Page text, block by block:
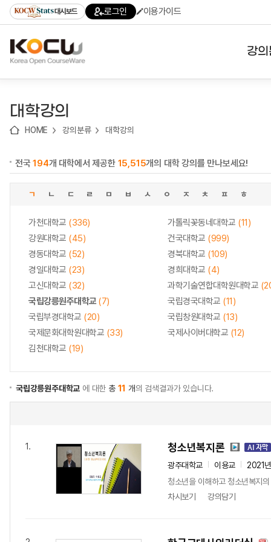
기
기
기
content)
가
대시보드 로그인 이용가이드
강
대학강의
HOME 강의분류 대학강의
전국194개 대학에서 제공한 15,515개의 대학 강의를 만나보세요!
ㄱ ㄴ ㄷ ㄹ ㅁ ㅂ ㅅ ㅇ ㅈ ㅊ ㅍ ㅎ
가천대학교 (336) 가톨릭꽃동네대학교 (11)
강원대학교 (45) 건국대학교 (999)
경동대학교 (52) 경북대학교 (109)
경일대학교 (23) 경희대학교 (4)
고신대학교 (32) 과학기술연합대학원대학교
국립강릉원주대학교(7) 국립경국대학교 (11)
국립부경대학교 (20) 국립창원대학교 (13)
국제문화대학원대학교 (33) 국제사이버대학교 (12)
김천대학교 (19)
국립강릉원주대학교 에 대한 총 11 개의 검색결과가 있습니다.
1. 청소년복지론
광주대학교 이용교
2021
청소년을 이해하고 청소년복지
차시보기
강의담기